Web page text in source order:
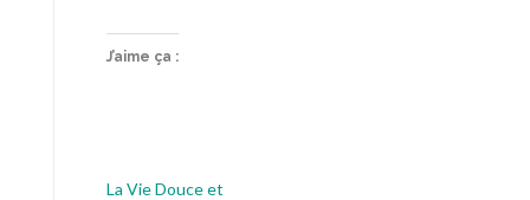
J’aime ça :
La Vie Douce et